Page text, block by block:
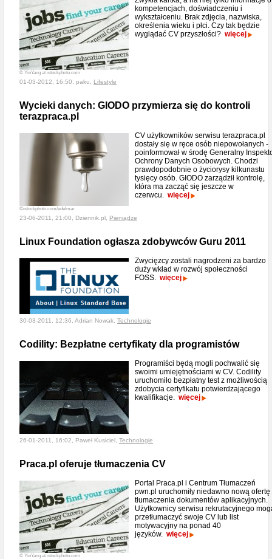
© YinYang at istockphoto.com
kompetencjach, doświadczeniu i
wykształceniu. Brak zdjęcia, nazwiska,
określenia wieku i płci. Czy tak będzie
wyglądać CV przyszłości? więcej
01-03-2012, 16:50, paku, Lifestyle
Wycieki danych: GIODO przymierza się do kontroli
terazpraca.pl
©istockphoto.com/edelmar
CV użytkowników serwisu terazpraca.pl
dostały się w ręce osób niepowołanych -
poinformował w środę Generalny
Ochrony Danych Osobowych. Chodzi
prawdopodobnie o życiorysy kilkunastu
tysięcy osób. GIODO zarządził kontrolę,
która ma zacząć się jeszcze w
czerwcu. więcej
23-06-2011, 21:00, Dziennik.pl, Pieniądze
Linux Foundation ogłasza zdobywców Guru 2011
Zwycięzcy zostali nagrodzeni za bardzo
duży wkład w rozwój społeczności
FOSS. więcej
30-03-2011, 12:36, Adrian Nowak, Technologie
Codility: Bezpłatne certyfikaty dla programistów
Programiści będą mogli pochwalić się
swoimi umiejętnościami w CV. Codility
uruchomiło bezpłatny test z możliwością
zdobycia certyfikatu potwierdzającego
kwalifikacje. więcej
26-01-2011, 16:02, Paweł Kusiciel, Technologie
Praca.pl oferuje tłumaczenia CV
© YinYang at istockphoto.com
Portal Praca.pl i Centrum Tłumaczeń
pwn.pl uruchomiły niedawno nową ofertę
tłumaczenia dokumentów aplikacyjnych.
Użytkownicy serwisu rekrutacyjnego
przetłumaczyć swoje CV lub list
motywacyjny na ponad 40
języków. więcej